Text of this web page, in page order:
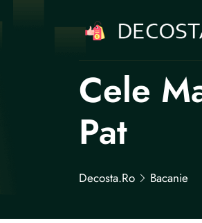
Cele
Pat
Decosta.ro Bacanie